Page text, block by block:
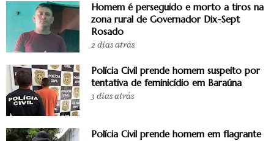
Homem é perseguido e morto a tiros na
zona rural de Governador Dix-Sept
Rosado
2 dias atrás
Polícia Civil prende homem suspeito por
tentativa de feminicídio em Baraúna
3 dias atrás
Polícia Civil prende homem em flagrante